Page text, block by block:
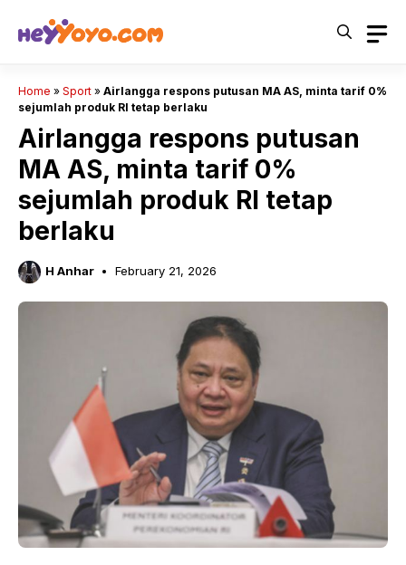
Home » Sport » Airlangga respons putusan MA AS, minta tarif 0%
sejumlah produk RI tetap berlaku
Airlangga respons putusan
MA AS, minta tarif 0%
sejumlah produk RI tetap
berlaku
H Anhar February 21, 2026